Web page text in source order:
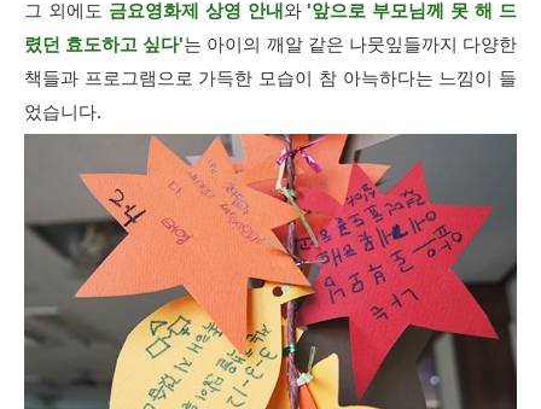
그 외에도 금요영화제 상영 안내와'앞으로 부모님께 못 해 드
렸던 효도하고 싶다'는 아이의 깨알 같은 나뭇잎들까지 다양한
책들과 프로그램으로 가득한 모습이 참 아늑하다는 느낌이 들
었습니다.